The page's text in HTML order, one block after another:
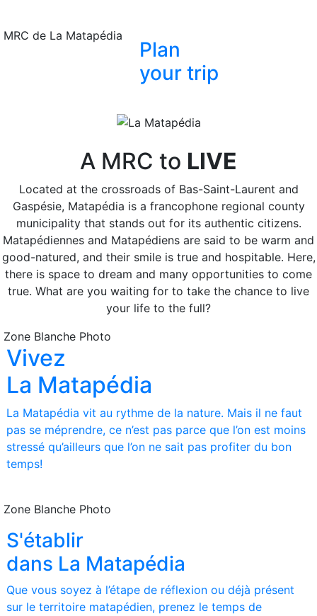
de La Matapédia
Plan
your trip
A MRC to LIVE
Located at the crossroads of Bas-Saint-Laurent and
Gaspésie, Matapédia is a francophone regional county
municipality that stands out for its authentic citizens.
Matapédiennes and Matapédiens are said to be warm and
good-natured, and their smile is true and hospitable. Here,
there is space to dream and many opportunities to come
true. What are you waiting for to take the chance to live
your life to the full?
Blanche Photo
Vivez
La Matapédia
La Matapédia vit au rythme de la nature. Mais il ne faut
pas se méprendre, ce n’est pas parce que l’on est moins
stressé qu’ailleurs que l’on ne sait pas profiter du bon
temps!
Blanche Photo
S'établir
dans La Matapédia
Que vous soyez à l’étape de réflexion ou déjà présent
sur le territoire matapédien, prenez le temps de